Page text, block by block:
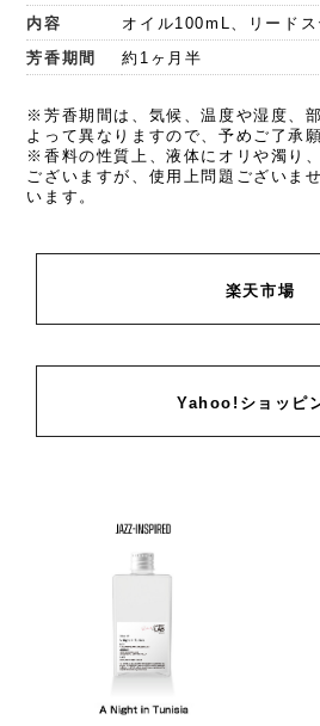
内容
オイル100mL、リード
芳香期間
約1ヶ月半
※芳香期間は、気候、温度や湿度、
よって異なりますので、予めご了承
※香料の性質上、液体にオリや濁り
ございますが、使用上問題ございま
います。
楽天市場
Yahoo!ショッピ